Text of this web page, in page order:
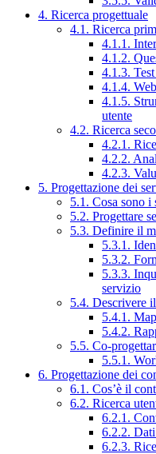
4. Ricerca progettuale
4.1. Ricerca
4.1.1.
4.1.2.
4.1.3.
4.1.4.
4.1.5.
utente
4.2. Ricerca
4.2.1.
4.2.2.
4.2.3.
5. Progettazione dei
5.1. Cosa sono i
5.2. Progettare
5.3. Definire il
5.3.1.
5.3.2.
5.3.3.
servizio
5.4. Descrivere
5.4.1.
5.4.2.
5.5. Co-
5.5.1.
6. Progettazione dei
6.1. Cos’è il
6.2. Ricerca
6.2.1.
6.2.2.
6.2.3.